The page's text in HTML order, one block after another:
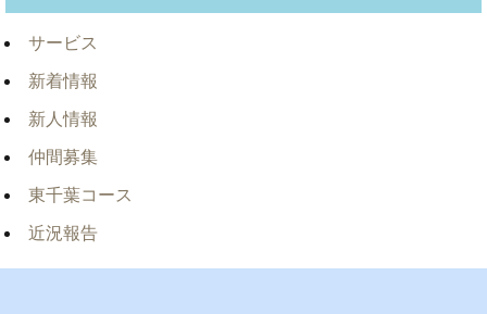
サービス
新着情報
新人情報
仲間募集
東千葉コース
近況報告